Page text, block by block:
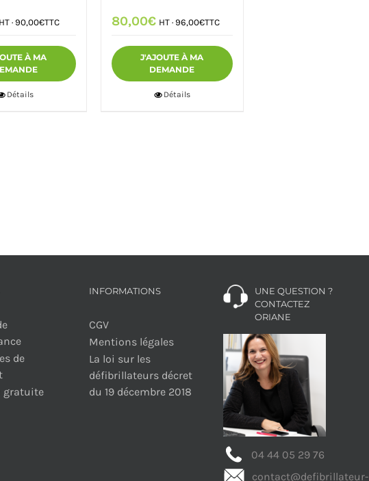
HT · 90,00€TTC
À MA
Détails
80,00€ HT · 96,00€TTC
J'AJOUTE À MA
DEMANDE
Détails
de
gratuite
INFORMATIONS
CGV
Mentions légales
La loi sur les
défibrillateurs décret
du 19 décembre 2018
UNE QUESTION ?
CONTACTEZ
ORIANE
04 44 05 29 76
contact@defibrillateur-